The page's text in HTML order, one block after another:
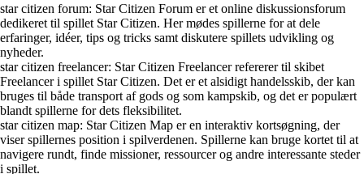
star citizen forum: Star Citizen Forum er et online diskussionsforum
dedikeret til spillet Star Citizen. Her mødes spillerne for at dele
erfaringer, idéer, tips og tricks samt diskutere spillets udvikling og
nyheder.
star citizen freelancer: Star Citizen Freelancer refererer til skibet
Freelancer i spillet Star Citizen. Det er et alsidigt handelsskib, der kan
bruges til både transport af gods og som kampskib, og det er populært
blandt spillerne for dets fleksibilitet.
star citizen map: Star Citizen Map er en interaktiv kortsøgning, der
viser spillernes position i spilverdenen. Spillerne kan bruge kortet til at
navigere rundt, finde missioner, ressourcer og andre interessante steder
i spillet.